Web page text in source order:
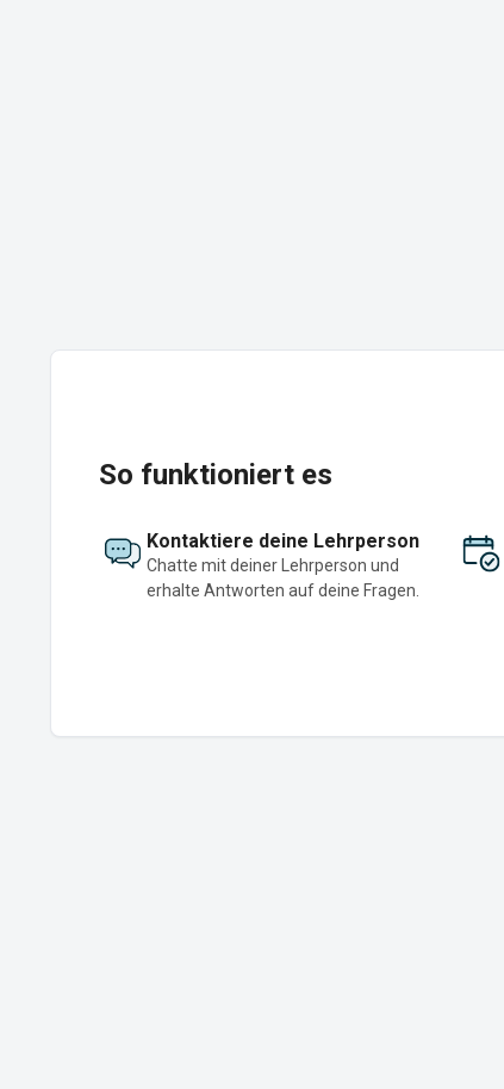
So funktioniert es
Kontaktiere deine Lehrperson
Chatte mit deiner Lehrperson und
erhalte Antworten auf deine Fragen.